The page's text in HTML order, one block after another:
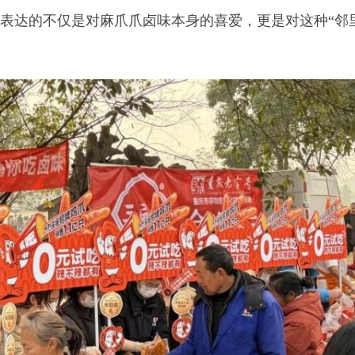
达的不仅是对麻爪爪卤味本身的喜爱，更是对这种“邻